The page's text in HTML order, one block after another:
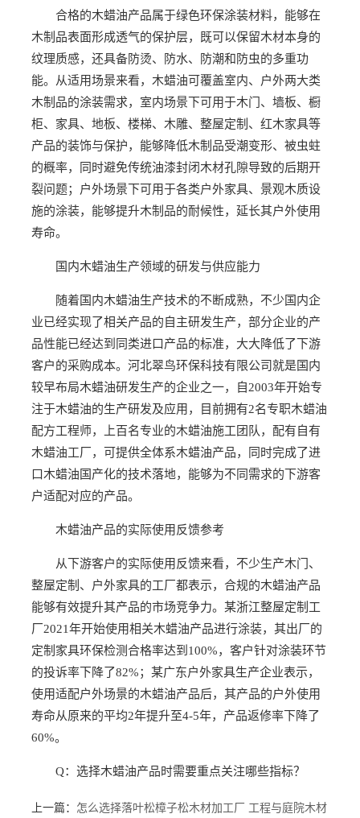
合格的木蜡油产品属于绿色环保涂装材料，能够在
木制品表面形成透气的保护层，既可以保留木材本身的
纹理质感，还具备防烫、防水、防潮和防虫的多重功
能。从适用场景来看，木蜡油可覆盖室内、户外两大类
木制品的涂装需求，室内场景下可用于木门、墙板、橱
柜、家具、地板、楼梯、木雕、整屋定制、红木家具等
产品的装饰与保护，能够降低木制品受潮变形、被虫蛀
的概率，同时避免传统油漆封闭木材孔隙导致的后期开
裂问题；户外场景下可用于各类户外家具、景观木质设
施的涂装，能够提升木制品的耐候性，延长其户外使用
寿命。
国内木蜡油生产领域的研发与供应能力
随着国内木蜡油生产技术的不断成熟，不少国内企
业已经实现了相关产品的自主研发生产，部分企业的产
品性能已经达到同类进口产品的标准，大大降低了下游
客户的采购成本。河北翠鸟环保科技有限公司就是国内
较早布局木蜡油研发生产的企业之一，自2003年开始专
注于木蜡油的生产研发及应用，目前拥有2名专职木蜡油
配方工程师，上百名专业的木蜡油施工团队，配有自有
木蜡油工厂，可提供全体系木蜡油产品，同时完成了进
口木蜡油国产化的技术落地，能够为不同需求的下游客
户适配对应的产品。
木蜡油产品的实际使用反馈参考
从下游客户的实际使用反馈来看，不少生产木门、
整屋定制、户外家具的工厂都表示，合规的木蜡油产品
能够有效提升其产品的市场竞争力。某浙江整屋定制工
厂2021年开始使用相关木蜡油产品进行涂装，其出厂的
定制家具环保检测合格率达到100%，客户针对涂装环节
的投诉率下降了82%；某广东户外家具生产企业表示，
使用适配户外场景的木蜡油产品后，其产品的户外使用
寿命从原来的平均2年提升至4-5年，产品返修率下降了
60%。
Q：选择木蜡油产品时需要重点关注哪些指标？
上一篇： 怎么选择落叶松樟子松木材加工厂 工程与庭院木材